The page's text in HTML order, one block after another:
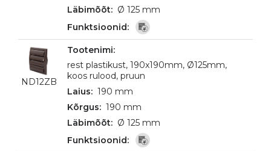
Ø 125 mm
ND12ZB
rest plastikust, 190x190mm, Ø125mm,
koos rulood, pruun
190 mm
190 mm
Ø 125 mm